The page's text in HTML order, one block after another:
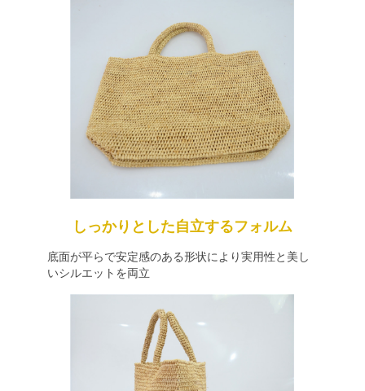
しっかりとした自立するフォルム
底面が平らで安定感のある形状により実用性と美し
いシルエットを両立